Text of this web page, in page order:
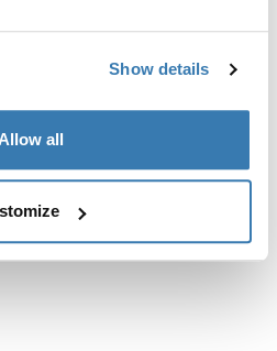
Show details
Allow all
techspec
instructions